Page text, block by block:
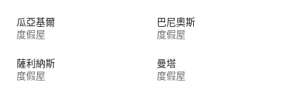
瓜亞基爾
度假屋
巴尼奧斯
度假屋
薩利納斯
度假屋
曼塔
度假屋